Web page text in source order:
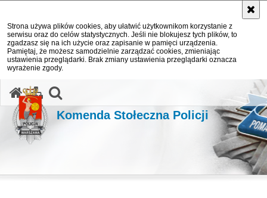
Strona używa plików cookies, aby ułatwić użytkownikom korzystanie z
serwisu oraz do celów statystycznych. Jeśli nie blokujesz tych plików, to
zgadzasz się na ich użycie oraz zapisanie w pamięci urządzenia.
Pamiętaj, że możesz samodzielnie zarządzać cookies, zmieniając
ustawienia przeglądarki. Brak zmiany ustawienia przeglądarki oznacza
wyrażenie zgody.
Komenda Stołeczna Policji